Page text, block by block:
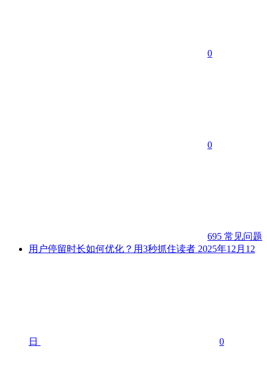
0
0
695 常见问题
用户停留时长如何优化？用3秒抓住读者 2025年12月12
日 0